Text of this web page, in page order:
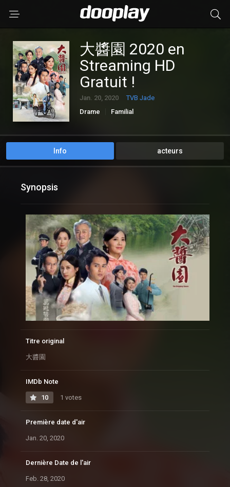
大醬園 2020 en
Streaming HD
Gratuit !
Jan. 20, 2020
TVB Jade
Drame
Familial
Info acteurs
Synopsis
Titre original
大醬園
IMDb Note
10 1 votes
Première date d'air
Jan. 20, 2020
Dernière Date de l'air
Feb. 28, 2020